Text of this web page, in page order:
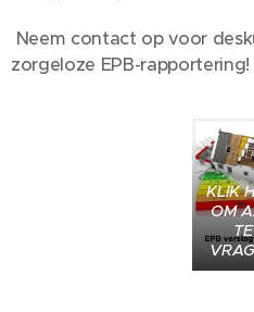
Neem contact op voor
zorgeloze EPB-rapportering!
KLIK
OM
TE